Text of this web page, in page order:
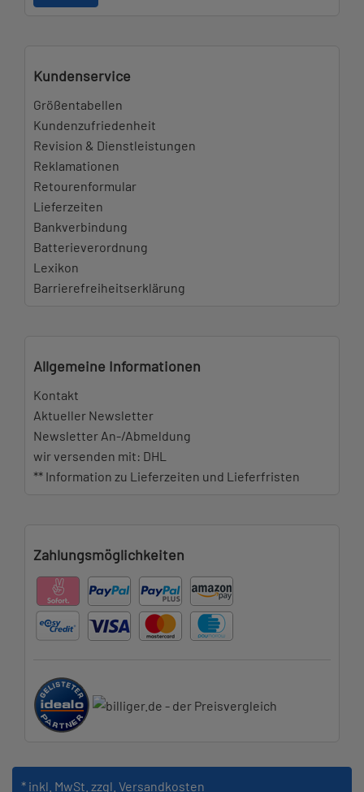
Kundenservice
Größentabellen
Kundenzufriedenheit
Revision & Dienstleistungen
Reklamationen
Retourenformular
Lieferzeiten
Bankverbindung
Batterieverordnung
Lexikon
Barrierefreiheitserklärung
Allgemeine Informationen
Kontakt
Aktueller Newsletter
Newsletter An-/Abmeldung
wir versenden mit: DHL
** Information zu Lieferzeiten und Lieferfristen
Zahlungsmöglichkeiten
* inkl. MwSt. zzgl. Versandkosten